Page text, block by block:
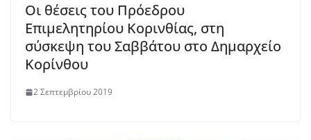
Οι θέσεις του Πρόεδρου
Επιμελητηρίου Κορινθίας, στη
σύσκεψη του Σαββάτου στο Δημαρχείο
Κορίνθου
2 Σεπτεμβρίου 2019